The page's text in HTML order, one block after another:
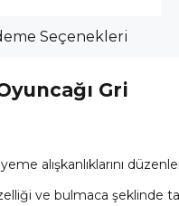
Seçenekleri
Gri
alışkanlıklarını
ve bulmaca şeklinde